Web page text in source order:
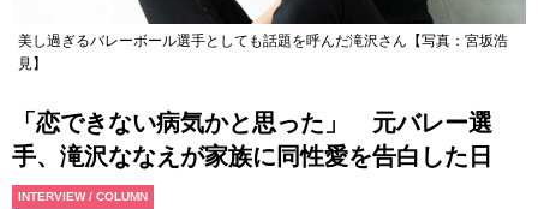
美し過ぎるバレーボール選手としても話題を呼んだ滝沢さん【写真：宮坂浩
見】
「恋できない病気かと思った」 元バレー選
手、滝沢ななえが家族に同性愛を告白した日
INTERVIEW / COLUMN